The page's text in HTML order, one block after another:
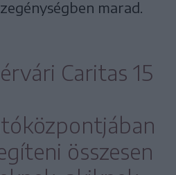
marad.
Caritas 15
összesen